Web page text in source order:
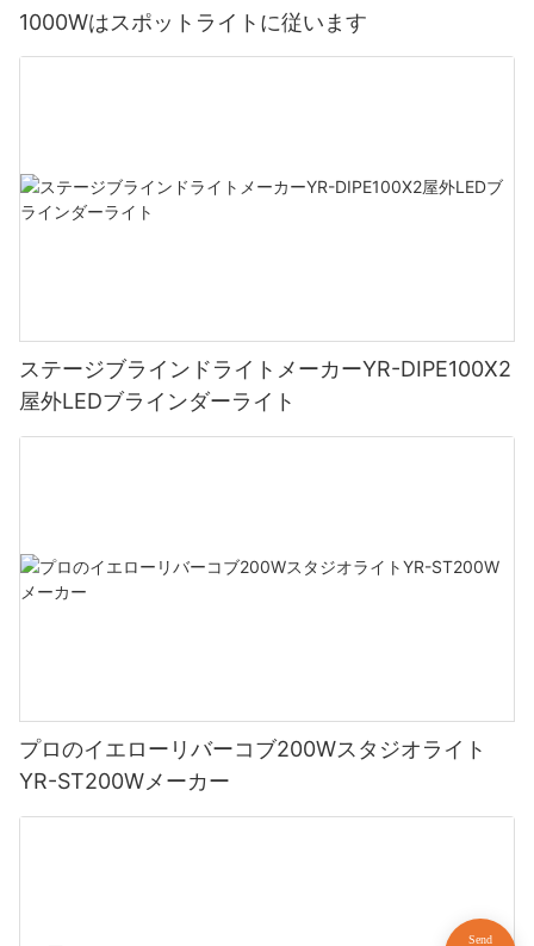
1000Wはスポットライトに従います
ステージブラインドライトメーカーYR-DIPE100X2
屋外LEDブラインダーライト
プロのイエローリバーコブ200Wスタジオライト
YR-ST200Wメーカー